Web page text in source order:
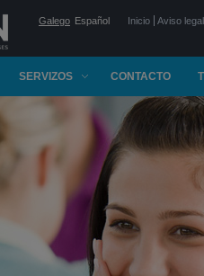
Galego Español Inicio Aviso legal
SERVIZOS CONTACTO